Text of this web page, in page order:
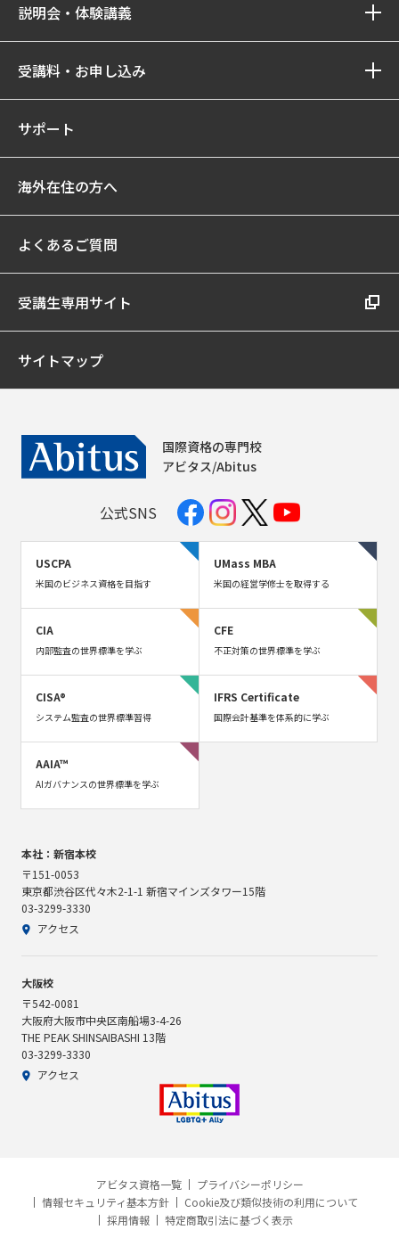
説明会・体験講義
受講料・お申し込み
サポート
海外在住の方へ
よくあるご質問
受講生専用サイト
サイトマップ
国際資格の専門校
アビタス/Abitus
公式SNS
USCPA
米国のビジネス資格を目指す
UMass MBA
米国の経営学修士を取得する
CIA
内部監査の世界標準を学ぶ
CFE
不正対策の世界標準を学ぶ
CISA®
システム監査の世界標準習得
IFRS Certificate
国際会計基準を体系的に学ぶ
AAIA™
AIガバナンスの世界標準を学ぶ
本社：新宿本校
〒151-0053
東京都渋谷区代々木2-1-1 新宿マインズタワー15階
03-3299-3330
アクセス
大阪校
〒542-0081
大阪府大阪市中央区南船場3-4-26
THE PEAK SHINSAIBASHI 13階
03-3299-3330
アクセス
アビタス資格一覧
プライバシーポリシー
情報セキュリティ基本方針
Cookie及び類似技術の利用について
採用情報
特定商取引法に基づく表示